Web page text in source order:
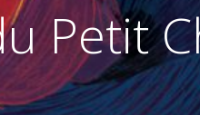
Petit